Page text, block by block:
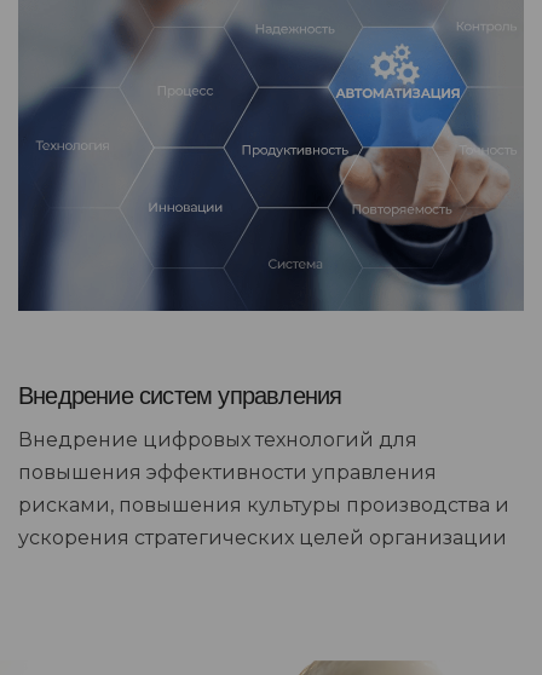
Внедрение систем управления
Внедрение цифровых технологий для
повышения эффективности управления
рисками, повышения культуры производства и
ускорения стратегических целей организации